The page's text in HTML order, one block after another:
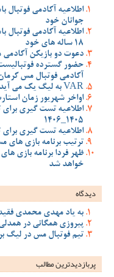
اطلاعیه آکادمی
جوانان خود
اطلاعیه آکادمی فوتبال
18 ساله های خود
دعوت دو بازیکن آکادمی
حضور گسترده
آکادمی فوتبال مس
VAR به لیگ یک می آید؟!
اواخر شهریور زمان
اطلاعیه تست گیری
1405_1406
اطلاعیه تست گیری برای تیم
ترتیب برنامه بازی
ظهر فردا برنامه
خواهد شد
دیدگاه
به یاد مهدی محمدی
پیروزی همگانی در
تیم فوتبال مس در لیگ برتر 87_1386، با
پربازدیدترین‌ مطالب